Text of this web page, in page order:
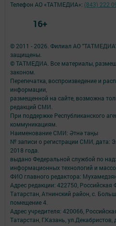
© 2011 - 2026. Филиал АО
защищены.
© ТАТМЕДИА. Все материалы,
законом.
Перепечатка, воспроизведение и
информации,
размещенной на сайте, возможна
редакций СМИ.
При поддержке Республиканского
коммуникациям.
Наименование СМИ: Әтнә таңы
№ записи о регистрации СМИ, дата:
2018 года.
выдано Федеральной службой по
информационных технологий и
ФИО главного редактора:
Адрес редакции: 422750, Российская
Татарстан, Атнинский район, с.
помещение 4.
Адрес учредителя: 420066,
Татарстан, Г.Казань, ул.Декабристов,
Телефон АО «ТАТМЕДИА»: (843) 222
16+